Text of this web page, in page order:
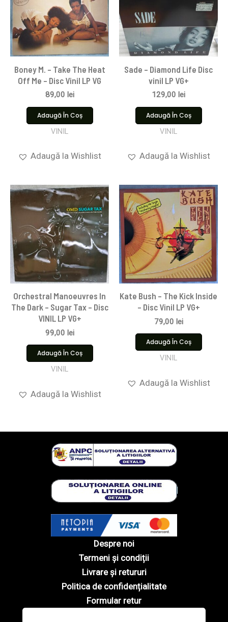
Boney M. – Take The Heat
Off Me – Disc Vinil LP VG
89,00 lei
Adaugă În Coș
VINIL
Adaugă la Wishlist
Sade – Diamond Life Disc
vinil LP VG+
129,00 lei
Adaugă În Coș
VINIL
Adaugă la Wishlist
Orchestral Manoeuvres In
The Dark – Sugar Tax – Disc
VINIL LP VG+
99,00 lei
Adaugă În Coș
VINIL
Adaugă la Wishlist
Kate Bush – The Kick Inside
– Disc Vinil LP VG+
79,00 lei
Adaugă În Coș
VINIL
Adaugă la Wishlist
Despre noi
Termeni și condiții
Livrare și retururi
Politica de confidențialitate
Formular retur